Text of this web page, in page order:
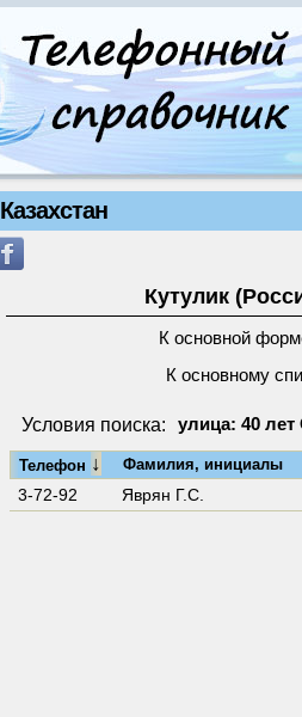
Казахстан
Кутулик
К основной
К основному
Условия поиска: улица: 40
Телефон ↓ Фамилия, инициалы
3-72-92 Яврян Г.С.